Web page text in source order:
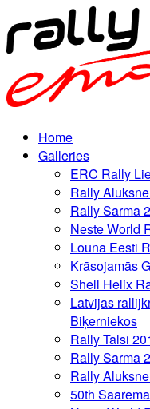
Home
Galleries
ERC Rally
Rally
Rally Sarma
Neste World
Louna Eesti
Krāsojamās
Shell Helix
Latvijas
Biķerniekos
Rally Talsi
Rally Sarma
Rally
50th